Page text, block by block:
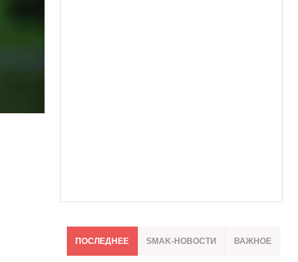
ПОСЛЕДНЕЕ SMAK-НОВОСТИ ВАЖНОЕ